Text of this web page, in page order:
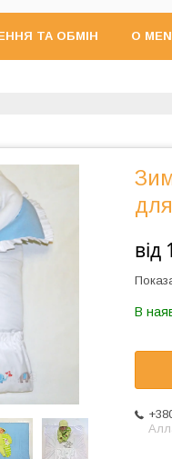
ТА ОБМІН О
від
В